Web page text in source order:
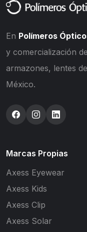
En Polímeros
y comercialización
armazones, lentes
México.
Marcas Propias
Axess Eyewear
Axess Kids
Axess Clip
Axess Solar